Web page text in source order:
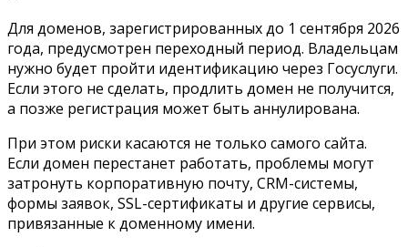
Для доменов, зарегистрированных до 1 сентября 2026
года, предусмотрен переходный период. Владельцам
нужно будет пройти идентификацию через Госуслуги.
Если этого не сделать, продлить домен не получится,
а позже регистрация может быть аннулирована.
При этом риски касаются не только самого сайта.
Если домен перестанет работать, проблемы могут
затронуть корпоративную почту, CRM-системы,
формы заявок, SSL-сертификаты и другие сервисы,
привязанные к доменному имени.